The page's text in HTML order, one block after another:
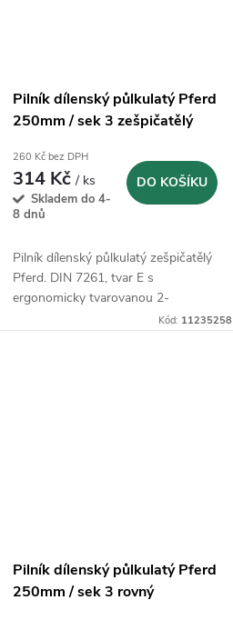
Pilník dílenský půlkulatý Pferd
250mm / sek 3 zešpičatělý
260 Kč bez DPH
314 Kč/ ks
Skladem do 4-
8 dnů
DO KOŠÍKU
Pilník dílenský půlkulatý zešpičatělý
Pferd. DIN 7261, tvar E s
ergonomicky tvarovanou 2-
složkovou plastovou rukojetí
Kód: 11235258
Pilník dílenský půlkulatý Pferd
250mm / sek 3 rovný